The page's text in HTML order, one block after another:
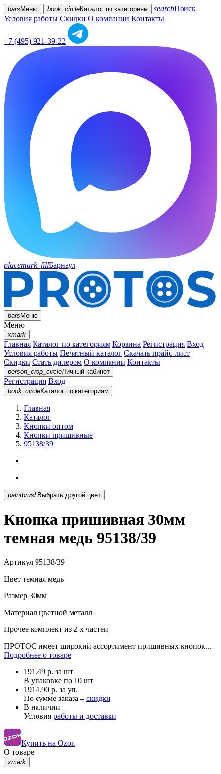
bars Меню book_circleКаталог по категориям searchПоиск
Условия работы Скидки О компании Контакты
+7 (495) 921-39-22
placemark_fillБарнаул
barsМеню
Меню
xmark
Главная Каталог по категориям Корзина Регистрация Вход
Условия работы Печатный каталог Скачать прайс-лист
Скидки Стать дилером О компании Контакты
person_crop_circleЛичный кабинет
Регистрация Вход
book_circleКаталог по категориям
Главная
Каталог
Кнопки оптом
Кнопки пришивные
95138/39
paintbrush Выбрать другой цвет
Кнопка пришивная 30мм
темная медь 95138/39
Артикул 95138/39
Цвет темная медь
Размер 30мм
Материал цветной металл
Прочее комплект из 2-х частей
ПРОТОС имеет широкий ассортимент пришивных кнопок...
Подробнее о товаре
191.49 р. за шт
В упаковке по 10 шт
1914.90 р. за уп.
По сумме заказа – скидки
В наличии
Условия работы и доставки
Купить на Ozon
О товаре
xmark